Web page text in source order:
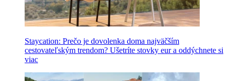
Staycation: Prečo je dovolenka doma najväčším
cestovateľským trendom? Ušetríte stovky eur a oddýchnete si
viac